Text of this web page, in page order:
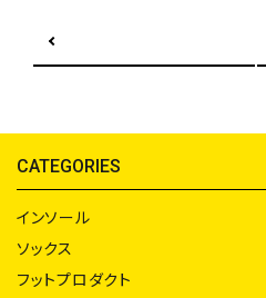
CATEGORIES
インソール
ソックス
フットプロダクト